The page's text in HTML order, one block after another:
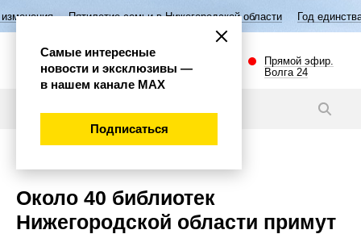
Пятилетие семьи в Нижегородской области Год единства народов
Прямой эфир.
Волга 24
Около 40 библиотек
Нижегородской области примут
Самые интересные
новости и эксклюзивы —
в нашем канале МАХ
Подписаться